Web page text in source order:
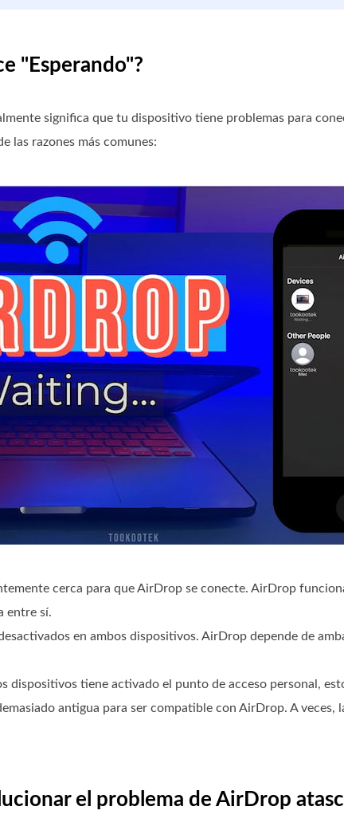
"Esperando"?
significa que tu dispositivo tiene problemas para
las razones más comunes:
cerca para que AirDrop se conecte. AirDrop
entre sí.
en ambos dispositivos. AirDrop depende de
dispositivos tiene activado el punto de acceso personal,
antigua para ser compatible con AirDrop. A veces,
el problema de AirDrop